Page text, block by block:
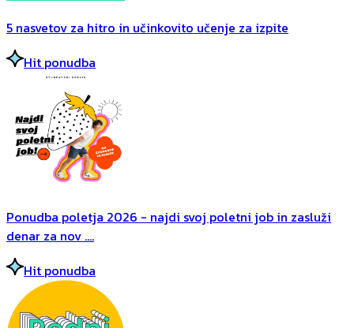
5 nasvetov za hitro in učinkovito učenje za izpite
Hit ponudba
Ponudba poletja 2026 - najdi svoj poletni job in zasluži
denar za nov ....
Hit ponudba